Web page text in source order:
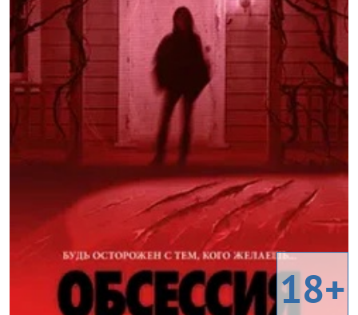
18+